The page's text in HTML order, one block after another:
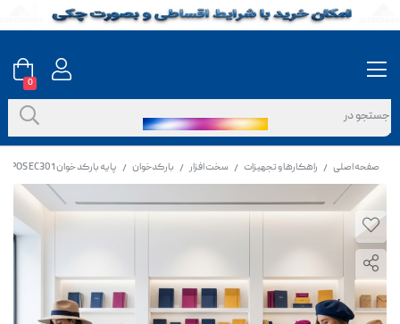
صفحه اصلی / راهکارها و تجهیزات / سخت افزار / بارکدخوان / پایه بارکد خوان E-POS EC301
0